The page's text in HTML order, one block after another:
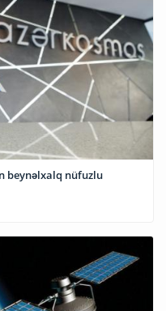
beynəlxalq nüfuzlu